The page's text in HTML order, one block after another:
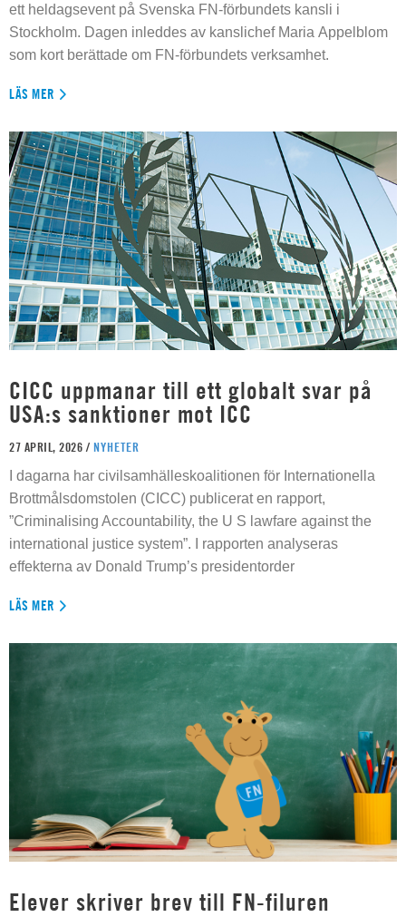
ett heldagsevent på Svenska FN-förbundets kansli i
Stockholm. Dagen inleddes av kanslichef Maria Appelblom
som kort berättade om FN-förbundets verksamhet.
LÄS MER
CICC uppmanar till ett globalt svar på
USA:s sanktioner mot ICC
27 APRIL, 2026 / NYHETER
I dagarna har civilsamhälleskoalitionen för Internationella
Brottmålsdomstolen (CICC) publicerat en rapport,
”Criminalising Accountability, the U S lawfare against the
international justice system”. I rapporten analyseras
effekterna av Donald Trump’s presidentorder
LÄS MER
Elever skriver brev till FN-filuren